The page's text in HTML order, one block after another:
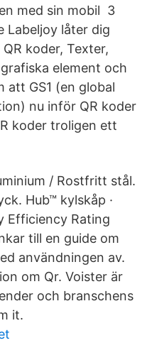
med sin mobil 3
Labeljoy låter dig
koder, Texter,
element och
att GS1 (en global
nu inför QR koder
koder troligen ett
/ Rostfritt stål.
Hub™ kylskåp ·
Efficiency Rating
till en guide om
användningen av.
om Qr. Voister är
och branschens
it.